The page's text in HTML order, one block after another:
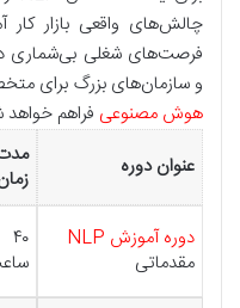
چالش‌های واقعی بازار کار
فرصت‌های شغلی بی‌شماری
و سازمان‌های بزرگ برای
هوش مصنوعی فراهم
عنوان دوره
دوره آموزش NLP
مقدماتی
۴۰